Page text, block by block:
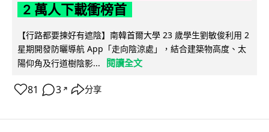
2 萬人下載衝榜首
【行路都要揀好有遮陰】南韓首爾大學 23 歲學生劉敏俊利用 2
星期開發防曬導航 App「走向陰涼處」，結合建築物高度、太
陽仰角及行道樹陰影...
閱讀全文
81 3 ↗ 分享